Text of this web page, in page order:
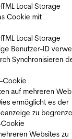
Local Storage
Cookie mit
Local Storage
Benutzer-ID
Synchronisieren
Cookie
auf mehreren
ermöglicht es der
zu
Cookie
Websites zu